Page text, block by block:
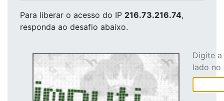
Para liberar o acesso do IP 216.73.216.74,
responda ao desafio abaixo.
Digite
lado no